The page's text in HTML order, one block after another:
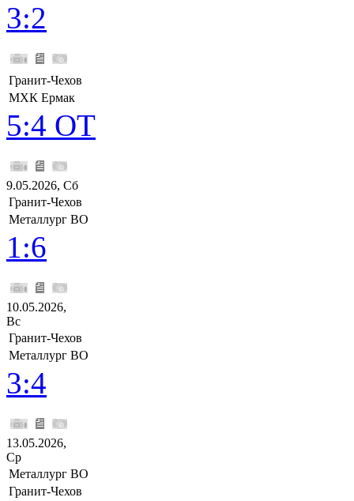
3:2
Гранит-Чехов
МХК Ермак
5:4 ОТ
9.05.2026, Сб
Гранит-Чехов
Металлург ВО
1:6
10.05.2026,
Вс
Гранит-Чехов
Металлург ВО
3:4
13.05.2026,
Ср
Металлург ВО
Гранит-Чехов